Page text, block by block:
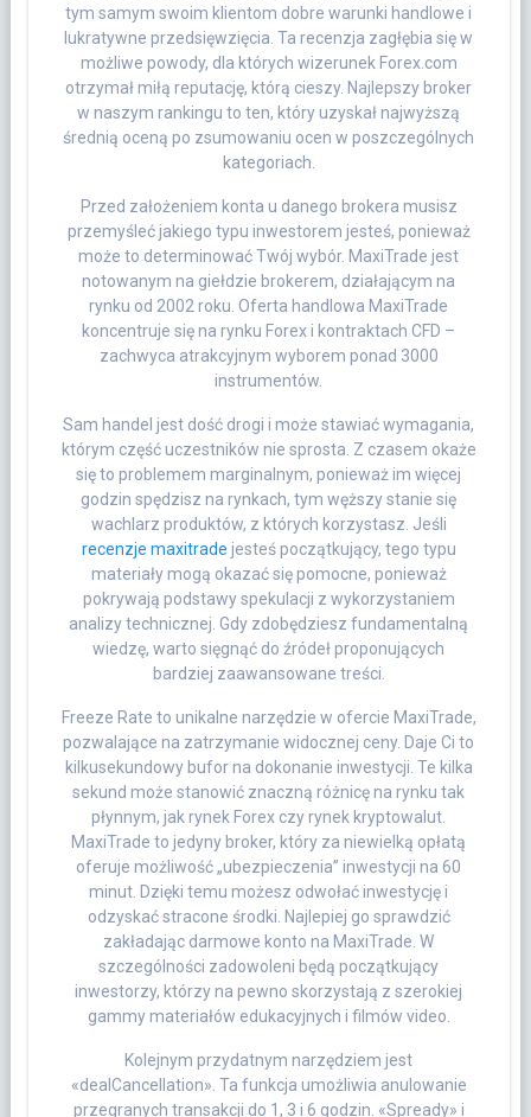
tym samym swoim klientom dobre warunki handlowe i
lukratywne przedsięwzięcia. Ta recenzja zagłębia się w
możliwe powody, dla których wizerunek Forex.com
otrzymał miłą reputację, którą cieszy. Najlepszy broker
w naszym rankingu to ten, który uzyskał najwyższą
średnią oceną po zsumowaniu ocen w poszczególnych
kategoriach.
Przed założeniem konta u danego brokera musisz
przemyśleć jakiego typu inwestorem jesteś, ponieważ
może to determinować Twój wybór. MaxiTrade jest
notowanym na giełdzie brokerem, działającym na
rynku od 2002 roku. Oferta handlowa MaxiTrade
koncentruje się na rynku Forex i kontraktach CFD –
zachwyca atrakcyjnym wyborem ponad 3000
instrumentów.
Sam handel jest dość drogi i może stawiać wymagania,
którym część uczestników nie sprosta. Z czasem okaże
się to problemem marginalnym, ponieważ im więcej
godzin spędzisz na rynkach, tym węższy stanie się
wachlarz produktów, z których korzystasz. Jeśli
recenzje maxitrade jesteś początkujący, tego typu
materiały mogą okazać się pomocne, ponieważ
pokrywają podstawy spekulacji z wykorzystaniem
analizy technicznej. Gdy zdobędziesz fundamentalną
wiedzę, warto sięgnąć do źródeł proponujących
bardziej zaawansowane treści.
Freeze Rate to unikalne narzędzie w ofercie MaxiTrade,
pozwalające na zatrzymanie widocznej ceny. Daje Ci to
kilkusekundowy bufor na dokonanie inwestycji. Te kilka
sekund może stanowić znaczną różnicę na rynku tak
płynnym, jak rynek Forex czy rynek kryptowalut.
MaxiTrade to jedyny broker, który za niewielką opłatą
oferuje możliwość „ubezpieczenia” inwestycji na 60
minut. Dzięki temu możesz odwołać inwestycję i
odzyskać stracone środki. Najlepiej go sprawdzić
zakładając darmowe konto na MaxiTrade. W
szczególności zadowoleni będą początkujący
inwestorzy, którzy na pewno skorzystają z szerokiej
gammy materiałów edukacyjnych i filmów video.
Kolejnym przydatnym narzędziem jest
«dealCancellation». Ta funkcja umożliwia anulowanie
przegranych transakcji do 1, 3 i 6 godzin. «Spready» i